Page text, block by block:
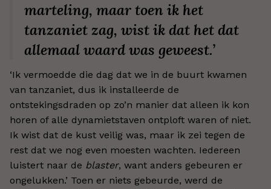
marteling, maar toen ik het
tanzaniet zag, wist ik dat het dat
allemaal waard was geweest.’
‘Ik vermoedde die dag dat we in de buurt kwamen
van tanzaniet, dus ik installeerde de
ontstekingsdraden op zo’n manier dat alleen ik kon
horen of alle dynamietstaven ontploft waren of niet.
Ik wist dat de kust veilig was, maar ik zei tegen de
rest dat we nog even moesten wachten. Iedereen
luistert naar de blaster, want anders gebeuren er
ongelukken.’ Toen er niets gebeurde, werd de